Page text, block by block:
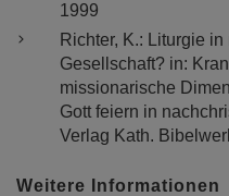
1999
Richter, K.: Liturgie
Gesellschaft? in:
missionarische
Gott feiern in
Verlag Kath.
Weitere Informationen